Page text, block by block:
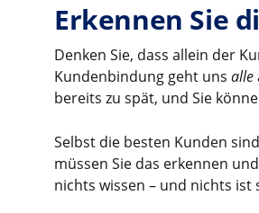
Erkennen Sie
Denken Sie, dass allein der
Kundenbindung geht uns alle
bereits zu spät, und Sie
Selbst die besten Kunden
müssen Sie das erkennen
nichts wissen – und nichts